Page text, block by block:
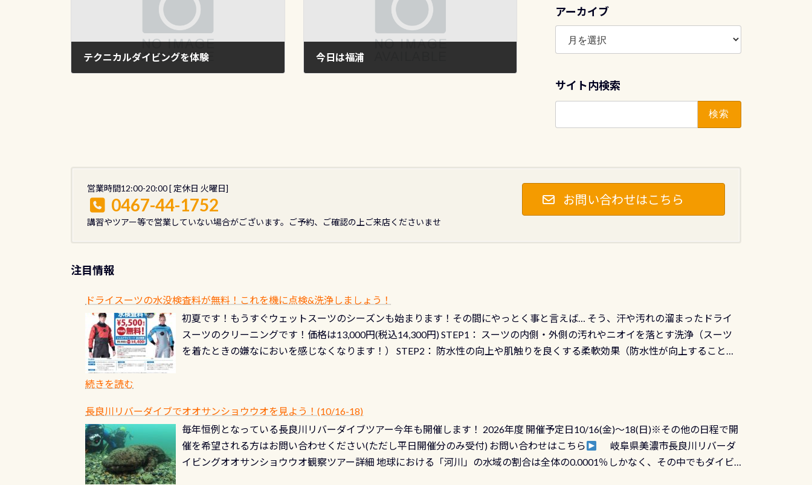
テクニカルダイビングを体験 今日は福浦
アーカイブ
ア
カ
ブ
サイト内検索
営業時間12:00-20:00 [ 定休日 火曜日]
0467-44-1752
講習やツアー等で営業していない場合がございます。ご予約、ご確認の上ご来店くださいませ
お問い合わせはこちら
注目情報
ドライスーツの水没検査料が無料！これを機に点検&洗浄しましょう！
初夏です！もうすぐウェットスーツのシーズンも始まります！その間にやっとく事と言えば… そう、汗や汚れの溜まったドライ
スーツのクリーニングです！価格は13,000円(税込14,300円) STEP1： スーツの内側・外側の汚れやニオイを落とす洗浄（スーツ
を着たときの嫌なにおいを感じなくなります！） STEP2： 防水性の向上や肌触りを良くする柔軟効果（防水性が向上することで
ル(穴)がないか確認冬になり、使い始めてから水漏れする…ってのは避けましょう！実際水につけて水検査して調べます ●給気バ
ルブのオーバーホール排気バルブは、ドライスーツクリーニングの際に行うのですが、空気を送り込む「給気バルブ」のオーバ
ーホールも非常に大切です BCDで言うと給気ボタンの点検と一緒な訳ですから、ボタンが潮噛みしてドライスーツに空気が入り
過ぎて急浮上…なんて事がないようにしっかり点検しましょう！まだした事がない方はこれを機会に是非やってください！！ ●
続きを読む
長良川リバーダイブでオオサンショウウオを見よう！(10/16-18)
毎年恒例となっている長良川リバーダイブツアー今年も開催します！ 2026年度 開催予定日10/16(金)～18(日)※その他の日程で開
催を希望される方はお問い合わせください(ただし平日開催分のみ受付) お問い合わせはこちら
岐阜県美濃市長良川リバーダ
イビングオオサンショウウオ観察ツアー詳細 地球における「河川」の水域の割合は全体の0.0001％しかなく、その中でもダイビ